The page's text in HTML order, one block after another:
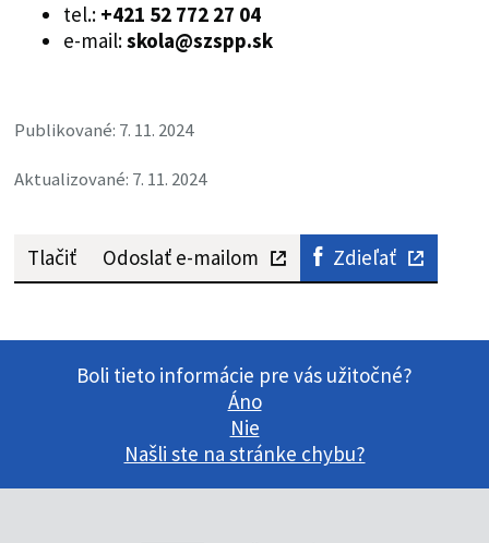
tel.: +421 52 772 27 04
e-mail:skola@szspp.sk
Publikované: 7. 11. 2024
Aktualizované: 7. 11. 2024
Tlačiť Odoslať e-mailom Zdieľať
Boli tieto informácie pre vás užitočné?
Áno
Nie
Našli ste na stránke chybu?